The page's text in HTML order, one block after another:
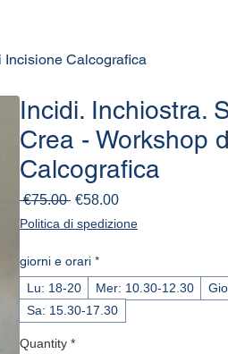
Incisione Calcografica
Incidi. Inchiostra.
Crea - Workshop
Calcografica
€75.00 Regular
Price
€58.00Sale
Politica di spedizione
giorni e orari *
Lu: 18-20
Mer: 10.30-12.30
Sa: 15.30-17.30
Quantity *